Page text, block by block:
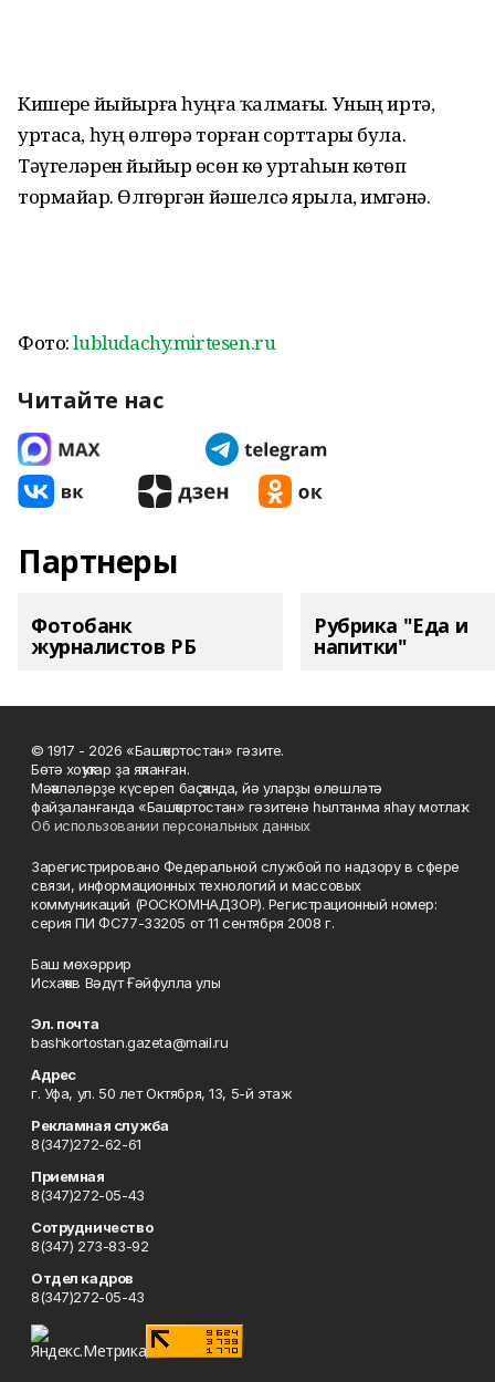
Кишерҙе йыйырға һуңға ҡалмағыҙ. Уның иртә,
уртаса, һуң өлгөрә торған сорттары була.
Тәүгеләрен йыйыр өсөн көҙ уртаһын көтөп
тормайҙар. Өлгөргән йәшелсә ярыла, имгәнә.
Фото:lubludachy.mirtesen.ru
Читайте нас
Партнеры
Фотобанк
журналистов РБ
Рубрика "Еда и
напитки"
© 1917 - 2026 «Башҡортостан» гәзите.
Бөтә хоҡуҡтар ҙа яҡланған.
Мәҡәләләрҙе күсереп баҫҡанда, йә уларҙы өлөшләтә
файҙаланғанда «Башҡортостан» гәзитенә һылтанма яһау мотлаҡ.
Об использовании персональных данных
Зарегистрировано Федеральной службой по надзору в сфере
связи, информационных технологий и массовых
коммуникаций (РОСКОМНАДЗОР). Регистрационный номер:
серия ПИ ФС77-33205 от 11 сентября 2008 г.
Баш мөхәррир
Исхаҡов Вәдүт Ғәйфулла улы
Эл. почта
bashkortostan.gazeta@mail.ru
Адрес
г. Уфа, ул. 50 лет Октября, 13, 5-й этаж
Рекламная служба
8(347)272-62-61
Приемная
8(347)272-05-43
Сотрудничество
8(347) 273-83-92
Отдел кадров
8(347)272-05-43